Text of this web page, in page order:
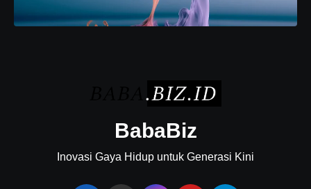
BabaBiz
Inovasi Gaya Hidup untuk Generasi Kini